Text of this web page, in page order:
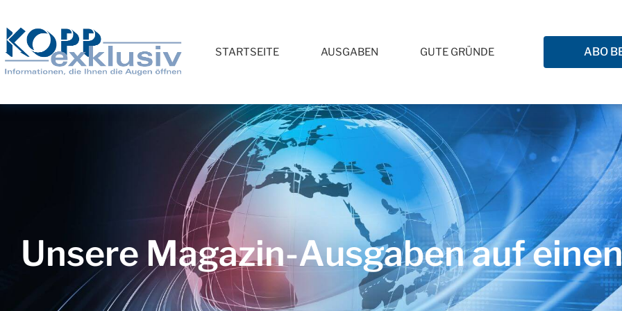
STARTSEITE AUSGABEN GUTE GRÜNDE ABO
Unsere Magazin-Ausgaben auf